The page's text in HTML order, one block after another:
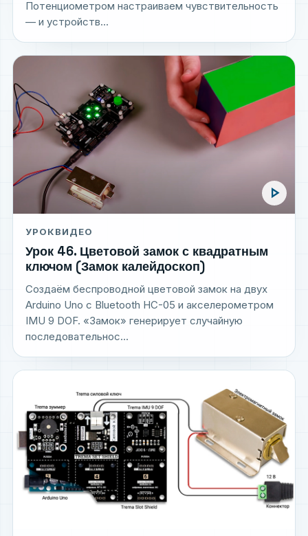
Потенциометром настраиваем чувствительность
— и устройств...
play_arrow
УРОКВИДЕО
Урок 46. Цветовой замок с квадратным
ключом (Замок калейдоскоп)
Создаём беспроводной цветовой замок на двух
Arduino Uno с Bluetooth HC-05 и акселерометром
IMU 9 DOF. «Замок» генерирует случайную
последовательнос...